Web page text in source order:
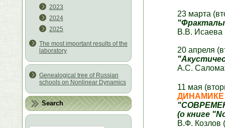
2023
2024
2025
The most important results of the
laboratory
Genealogical tree of Russian
schools on Nonlinear Dynamics
Search
23 марта
"Фракталы
В.В. Исаева
20 апреля
А.С.
11 мая
ДИНАМИКЕ
(о книге
В.Ф. Козлов